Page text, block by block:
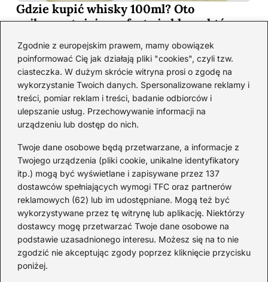
Zgodnie z europejskim prawem, mamy obowiązek
poinformować Cię jak działają pliki "cookies", czyli tzw.
ciasteczka. W dużym skrócie witryna prosi o zgodę na
wykorzystanie Twoich danych. Spersonalizowane reklamy i
treści, pomiar reklam i treści, badanie odbiorców i
ulepszanie usług. Przechowywanie informacji na
urządzeniu lub dostęp do nich.
Twoje dane osobowe będą przetwarzane, a informacje z
Twojego urządzenia (pliki cookie, unikalne identyfikatory
itp.) mogą być wyświetlane i zapisywane przez 137
dostawców spełniających wymogi TFC oraz partnerów
reklamowych (62) lub im udostępniane. Mogą też być
wykorzystywane przez tę witrynę lub aplikację. Niektórzy
dostawcy mogę przetwarzać Twoje dane osobowe na
podstawie uzasadnionego interesu. Możesz się na to nie
zgodzić nie akceptując zgody poprzez kliknięcie przycisku
poniżej.
Gdzie kupić whisky 100ml? Oto
najkorzystniejsze oferty i sklepy, które
2026-06-26
Kategorie
Koktajle(129)
Likier (10)
Piwo(28)
Porady(69)
Przekąski(37)
Rum(3)
Szampan(4)
Whisky(23)
Wino(12)